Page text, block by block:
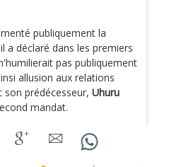
publiquement la
déclaré dans les premiers
pas publiquement
allusion aux relations
son prédécesseur, Uhuru
mandat.